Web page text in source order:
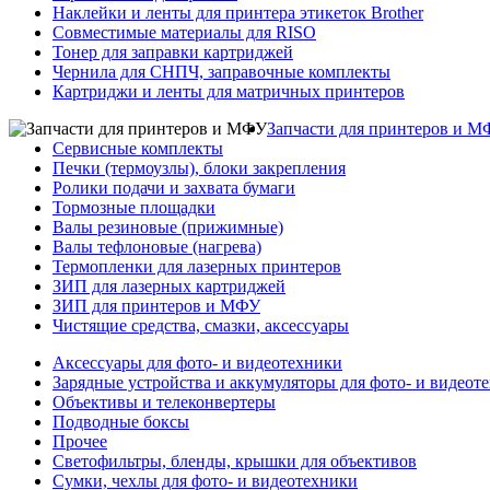
Наклейки и ленты для принтера этикеток Brother
Совместимые материалы для RISO
Тонер для заправки картриджей
Чернила для СНПЧ, заправочные комплекты
Картриджи и ленты для матричных принтеров
Запчасти для принтеров и
Сервисные комплекты
Печки (термоузлы), блоки закрепления
Ролики подачи и захвата бумаги
Тормозные площадки
Валы резиновые (прижимные)
Валы тефлоновые (нагрева)
Термопленки для лазерных принтеров
ЗИП для лазерных картриджей
ЗИП для принтеров и МФУ
Чистящие средства, смазки, аксессуары
Аксессуары для фото- и видеотехники
Зарядные устройства и аккумуляторы для фото- и
Объективы и телеконвертеры
Подводные боксы
Прочее
Светофильтры, бленды, крышки для объективов
Сумки, чехлы для фото- и видеотехники